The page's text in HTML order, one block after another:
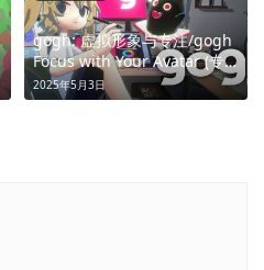
gogh: 虚拟形象与专注/gogh
Focus with Your Avatar (专
注有伴，灵感无限)
2025年5月3日